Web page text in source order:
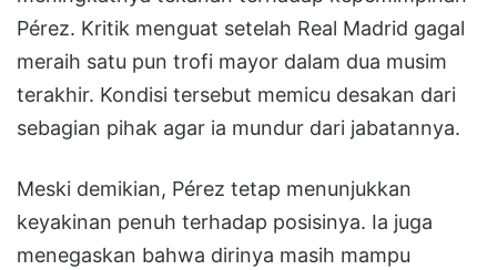
Pérez. Kritik menguat setelah Real Madrid gagal
meraih satu pun trofi mayor dalam dua musim
terakhir. Kondisi tersebut memicu desakan dari
sebagian pihak agar ia mundur dari jabatannya.
Meski demikian, Pérez tetap menunjukkan
keyakinan penuh terhadap posisinya. Ia juga
menegaskan bahwa dirinya masih mampu